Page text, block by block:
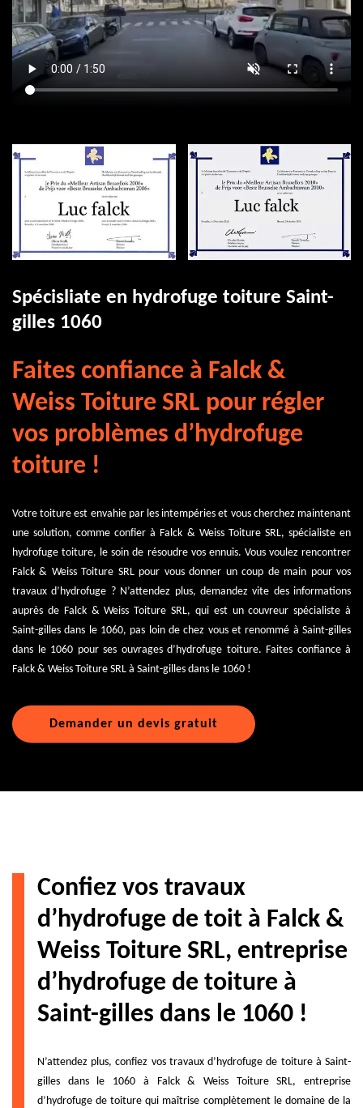
Spécisliate en hydrofuge toiture Saint-
gilles 1060
Faites confiance à Falck &
Weiss Toiture SRL pour régler
vos problèmes d’hydrofuge
toiture !
Votre toiture est envahie par les intempéries et vous cherchez maintenant
une solution, comme confier à Falck & Weiss Toiture SRL, spécialiste en
hydrofuge toiture, le soin de résoudre vos ennuis. Vous voulez rencontrer
Falck & Weiss Toiture SRL pour vous donner un coup de main pour vos
travaux d’hydrofuge ? N’attendez plus, demandez vite des informations
auprès de Falck & Weiss Toiture SRL, qui est un couvreur spécialiste à
Saint-gilles dans le 1060, pas loin de chez vous et renommé à Saint-gilles
dans le 1060 pour ses ouvrages d’hydrofuge toiture. Faites confiance à
Falck & Weiss Toiture SRL à Saint-gilles dans le 1060 !
Demander un devis gratuit
Confiez vos travaux
d’hydrofuge de toit à Falck &
Weiss Toiture SRL, entreprise
d’hydrofuge de toiture à
Saint-gilles dans le 1060 !
N’attendez plus, confiez vos travaux d’hydrofuge de toiture à Saint-
gilles dans le 1060 à Falck & Weiss Toiture SRL, entreprise
d’hydrofuge de toiture qui maîtrise complètement le domaine de la